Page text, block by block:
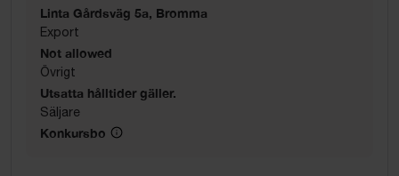
Linta Gårdsväg 5a, Bromma
Export
Not allowed
Övrigt
Utsatta hålltider gäller.
Säljare
Konkursbo